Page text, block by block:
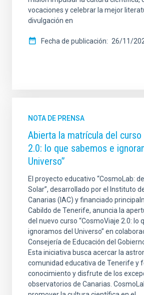
vocaciones y celebrar la mejor
divulgación en
Fecha de publicación 26/11/
NOTA DE PRENSA
Abierta la matrícula del curso
2.0: lo que sabemos e
Universo”
El proyecto educativo “CosmoLab:
Solar”, desarrollado por el Instituto
Canarias (IAC) y financiado
Cabildo de Tenerife, anuncia la
del nuevo curso “CosmoViaje 2.0: lo
ignoramos del Universo” en
Consejería de Educación del
Esta iniciativa busca acercar la
comunidad educativa de Tenerife y
conocimiento y disfrute de los
observatorios de Canarias.